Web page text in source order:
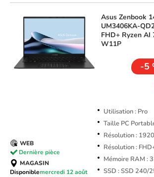
Asus Zenbook
UM3406KA-
FHD+ Ryzen AI
W11P
-5
Utilisation : Pro
Taille PC
Résolution :
Résolution :
Mémoire RAM :
SSD : SSD 240/
WEB
Dernière pièce
MAGASIN
Disponiblemercredi 12 août